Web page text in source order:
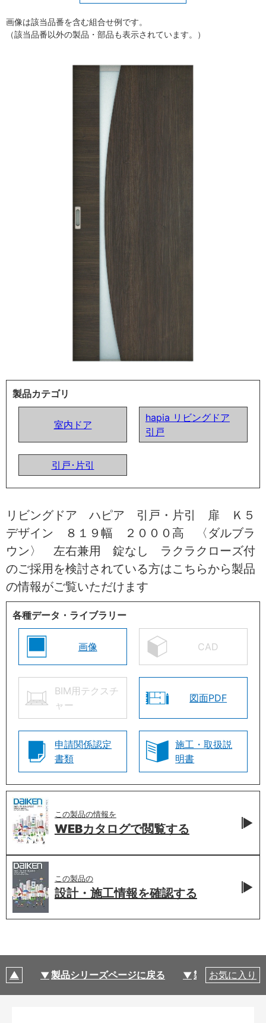
画像は該当品番を含む組合せ例です。
（該当品番以外の製品・部品も表示されています。）
製品カテゴリ
室内ドア
hapia リビングドア
引戸
引戸･片引
リビングドア ハピア 引戸・片引 扉 Ｋ５
デザイン ８１９幅 ２０００高 〈ダルブラ
ウン〉 左右兼用 錠なし ラクラクローズ付
のご採用を検討されている方はこちらから製品
の情報がご覧いただけます
各種データ・ライブラリー
画像 CAD
BIM用テクスチ
ャー
図面PDF
申請関係認定
書類
施工・取扱説
明書
この製品の情報を
WEBカタログで閲覧する
この製品の
設計・施工情報を確認する
製品シリーズページに戻る 製品仕様
お気に入り